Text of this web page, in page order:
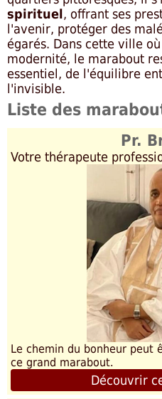
spirituel, offrant ses
l'avenir, protéger des
égarés. Dans cette ville
modernité, le marabout
essentiel, de l'équilibre
l'invisible.
Liste des
Pr.
Votre thérapeute
Le chemin du bonheur peut
ce grand marabout.
Découvrir